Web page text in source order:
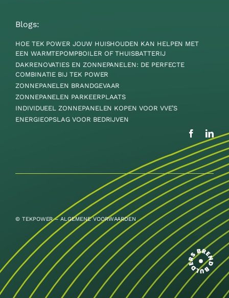
Blogs:
HOE TEK POWER JOUW HUISHOUDEN KAN HELPEN MET
EEN WARMTEPOMPBOILER OF THUISBATTERIJ
DAKRENOVATIES EN ZONNEPANELEN: DE PERFECTE
COMBINATIE BIJ TEK POWER
ZONNEPANELEN BRANDGEVAAR
ZONNEPANELEN PARKEERPLAATS
INDIVIDUEEL ZONNEPANELEN KOPEN VOOR VVE’S
ENERGIEOPSLAG VOOR BEDRIJVEN
© TEKPOWER –ALGEMENE VOORWAARDEN